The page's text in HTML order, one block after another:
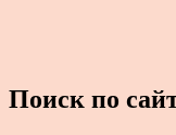
Поиск по